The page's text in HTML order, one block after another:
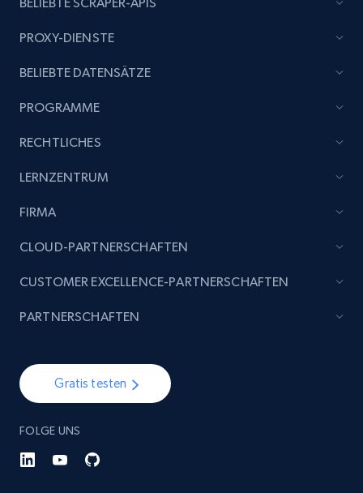
Amazon products global dataset - Collect
price, Currency, Availability, Reviews count, and
Etsy
URL, Product id, Listing inventory id, Title, Rating,
Reviews count shop, Reviews count item, Initial
price, and more.
1.9K+ 323+
Etsy - Collect data on products using
Reviews count shop, Reviews count item, Initial
PROXY-DIENSTE
BELIEBTE DATENSÄTZE
PROGRAMME
RECHTLICHES
LERNZENTRUM
FIRMA
Gratis testen
FOLGE UNS
CLOUD-PARTNERSCHAFTEN
CUSTOMER EXCELLENCE-PARTNERSCHAFTEN
PARTNERSCHAFTEN